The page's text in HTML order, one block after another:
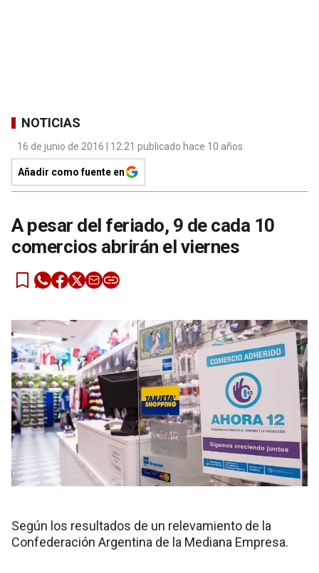
NOTICIAS
16 de junio de 2016 | 12:21 publicado hace 10 años
Añadir como fuente en
A pesar del feriado, 9 de cada 10
comercios abrirán el viernes
Según los resultados de un relevamiento de la
Confederación Argentina de la Mediana Empresa.